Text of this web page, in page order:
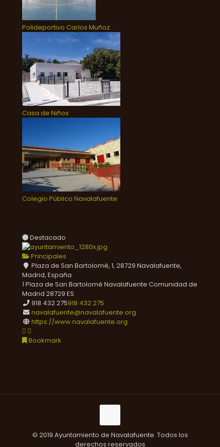
Polideportivo Carlos Muñoz
Casa de Niños
Colegio Público Navalafuente
Destacado
Principales
Plaza de San Bartolomé, 1, 28729 Navalafuente,
Madrid, España
1 Plaza de San Bartolomé Navalafuente Comunidad de
Madrid 28729 ES
918 432 275918 432 275
navalafuente@navalafuente.org
https://www.navalafuente.org
Bookmark
© 2019 Ayuntamiento de Navalafuente. Todos los
derechos reservados